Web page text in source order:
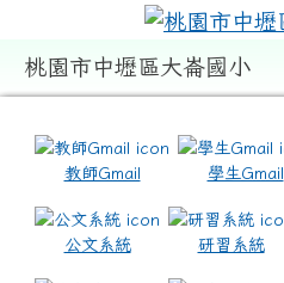
桃園市中壢區大崙國小
教師Gmail 學生Gmail
公文系統 研習系統